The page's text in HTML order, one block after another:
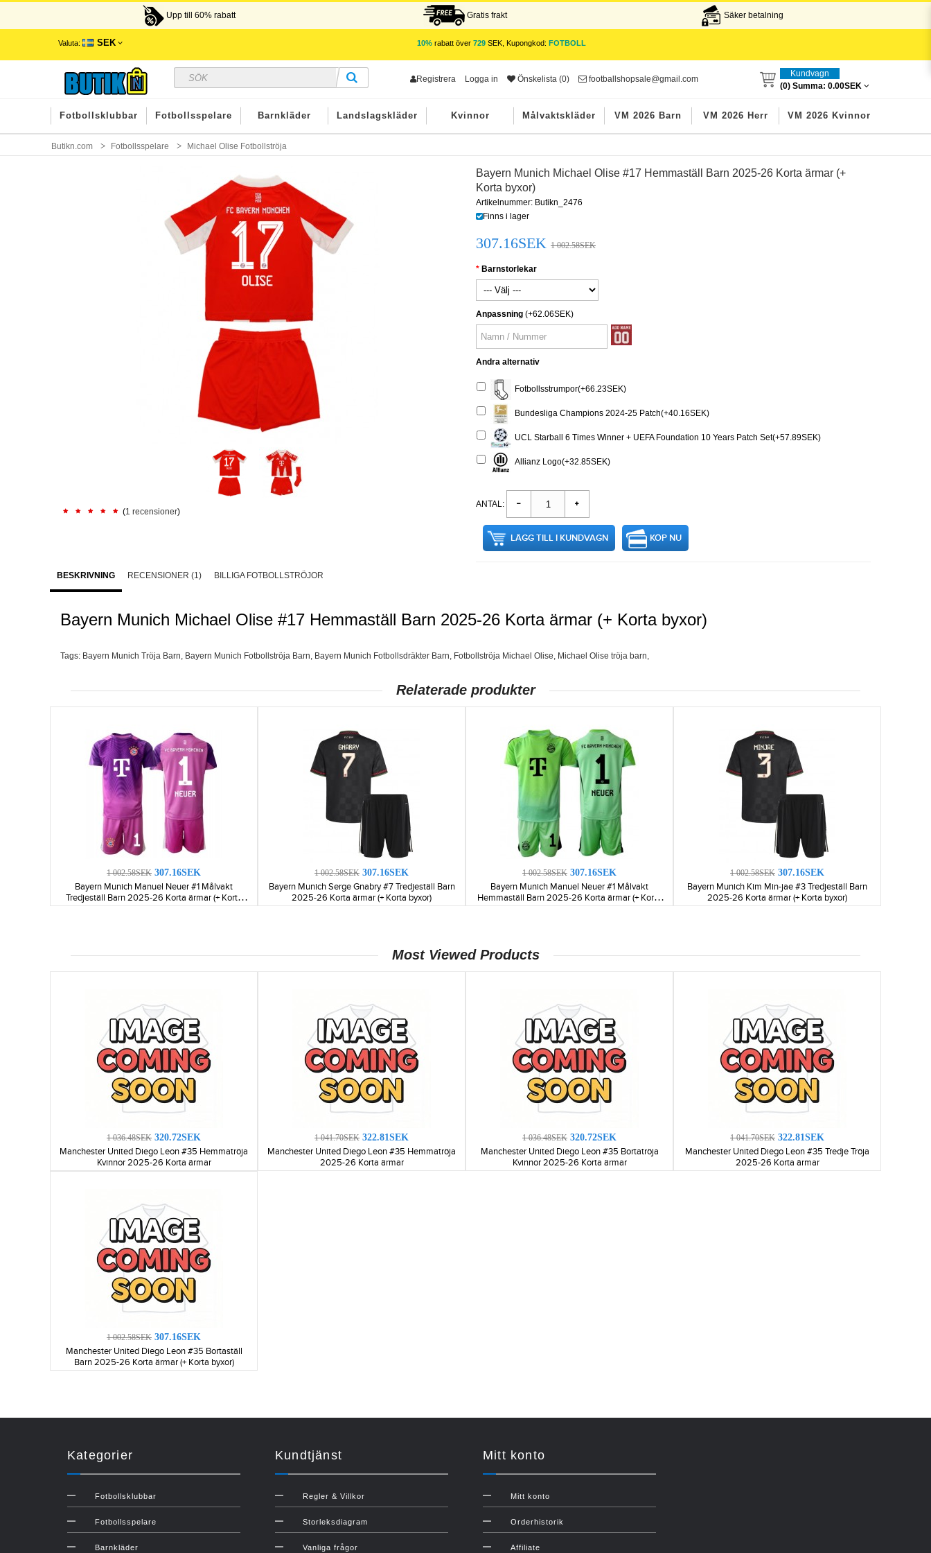
Upp till 60% rabatt Gratis frakt Säker betalning
Valuta: SEK 10%rabatt över 729SEK, Kupongkod: FOTBOLL
Registrera Logga in Önskelista (0) footballshopsale@gmail.com
Kundvagn
(0) Summa: 0.00SEK
Fotbollsklubbar Fotbollsspelare Barnkläder Landslagskläder Kvinnor Målvaktskläder VM 2026 Barn VM 2026 Herr VM 2026 Kvinnor
Butikn.com Fotbollsspelare Michael Olise Fotbollströja
(1 recensioner)
Bayern Munich Michael Olise #17 Hemmaställ Barn 2025-26 Korta ärmar (+
Korta byxor)
Artikelnummer: Butikn_2476
Finns i lager
307.16SEK 1 002.58SEK
Barnstorlekar
Anpassning (+62.06SEK)
Andra alternativ
Fotbollsstrumpor(+66.23SEK)
Bundesliga Champions 2024-25 Patch(+40.16SEK)
UCL Starball 6 Times Winner + UEFA Foundation 10 Years Patch Set(+57.89SEK)
Allianz Logo(+32.85SEK)
ANTAL:
LÄGG TILL I KUNDVAGN KÖP NU
BESKRIVNING RECENSIONER (1) BILLIGA FOTBOLLSTRÖJOR
Bayern Munich Michael Olise #17 Hemmaställ Barn 2025-26 Korta ärmar (+ Korta byxor)
Tags: Bayern Munich Tröja Barn, Bayern Munich Fotbollströja Barn, Bayern Munich Fotbollsdräkter Barn, Fotbollströja Michael Olise, Michael Olise tröja barn,
Relaterade produkter
1 002.58SEK 307.16SEK
Bayern Munich Manuel Neuer #1 Målvakt
Tredjeställ Barn 2025-26 Korta ärmar (+ Korta
byxor)
1 002.58SEK 307.16SEK
Bayern Munich Serge Gnabry #7 Tredjeställ Barn
2025-26 Korta ärmar (+ Korta byxor)
1 002.58SEK 307.16SEK
Bayern Munich Manuel Neuer #1 Målvakt
Hemmaställ Barn 2025-26 Korta ärmar (+ Korta
byxor)
1 002.58SEK 307.16SEK
Bayern Munich Kim Min-jae #3 Tredjeställ Barn
2025-26 Korta ärmar (+ Korta byxor)
Most Viewed Products
1 036.48SEK 320.72SEK
Manchester United Diego Leon #35 Hemmatröja
Kvinnor 2025-26 Korta ärmar
1 041.70SEK 322.81SEK
Manchester United Diego Leon #35 Hemmatröja
2025-26 Korta ärmar
1 036.48SEK 320.72SEK
Manchester United Diego Leon #35 Bortatröja
Kvinnor 2025-26 Korta ärmar
1 041.70SEK 322.81SEK
Manchester United Diego Leon #35 Tredje Tröja
2025-26 Korta ärmar
1 002.58SEK 307.16SEK
Manchester United Diego Leon #35 Bortaställ
Barn 2025-26 Korta ärmar (+ Korta byxor)
Kategorier
Fotbollsklubbar
Fotbollsspelare
Barnkläder
Kundtjänst
Regler & Villkor
Storleksdiagram
Vanliga frågor
Mitt konto
Mitt konto
Orderhistorik
Affiliate